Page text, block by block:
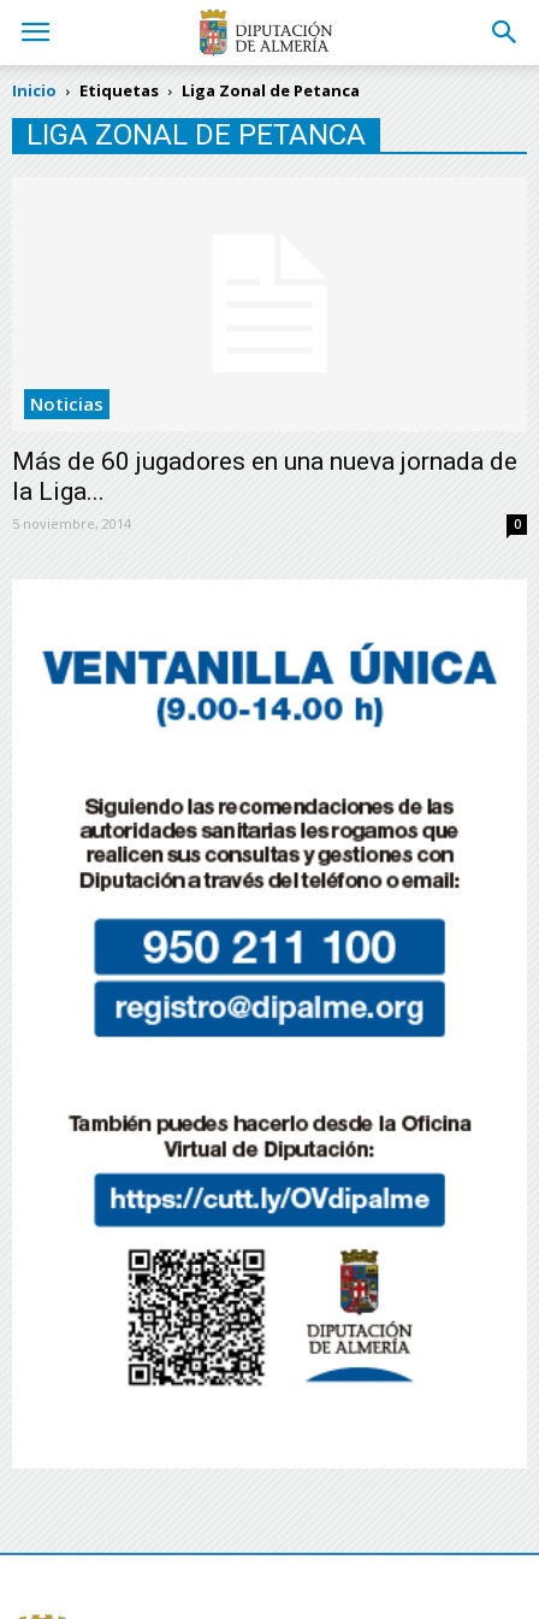
Inicio Etiquetas Liga Zonal de Petanca
LIGA ZONAL DE PETANCA
Noticias
Más de 60 jugadores en una nueva jornada de
la Liga...
5 noviembre, 2014 0